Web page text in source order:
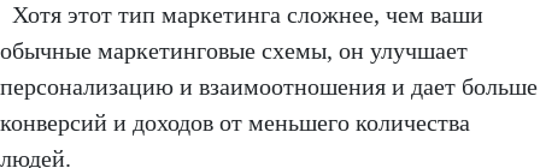
Хотя этот тип маркетинга сложнее, чем ваши
обычные маркетинговые схемы, он улучшает
персонализацию и взаимоотношения и дает больше
конверсий и доходов от меньшего количества
людей.